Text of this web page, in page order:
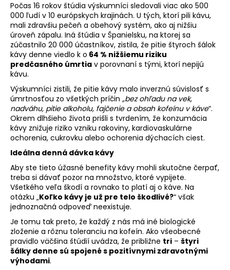
Počas 16 rokov štúdia výskumníci sledovali viac ako 500
000 ľudí v 10 európskych krajinách. U tých, ktorí pili kávu,
mali zdravšiu pečeň a obehový systém, ako aj nižšiu
úroveň zápalu. Iná štúdia v Španielsku, na ktorej sa
zúčastnilo 20 000 účastníkov, zistila, že pitie štyroch šálok
kávy denne viedlo k o 64 % nižšiemu riziku
predčasného úmrtia v porovnaní s tými, ktorí nepijú
kávu.
Výskumníci zistili, že pitie kávy malo inverznú súvislosť s
úmrtnosťou zo všetkých príčin „bez ohľadu na vek,
nadváhu, pitie alkoholu, fajčenie a obsah kofeínu v káve“.
Okrem dlhšieho života prišli s tvrdením, že konzumácia
kávy znižuje riziko vzniku rakoviny, kardiovaskulárne
ochorenia, cukrovku alebo ochorenia dýchacích ciest.
Ideálna denná dávka kávy
Aby ste tieto úžasné benefity kávy mohli skutočne čerpať,
treba si dávať pozor na množstvo, ktoré vypijete.
Všetkého veľa škodí a rovnako to platí aj o káve. Na
otázku „Koľko kávy je už pre telo škodlivé?“ však
jednoznačná odpoveď neexistuje.
Je tomu tak preto, že každý z nás má iné biologické
zloženie a rôznu toleranciu na kofeín. Ako všeobecné
pravidlo väčšina štúdií uvádza, že približne tri – štyri
šálky denne sú spojené s pozitívnymi zdravotnými
výhodami.